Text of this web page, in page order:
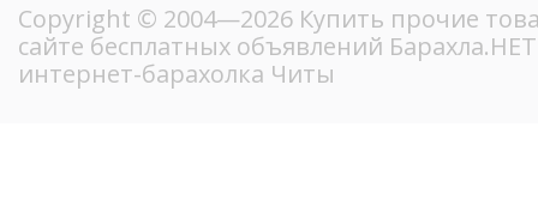
Copyright © 2004—2026 Купить прочие
сайте бесплатных объявлений
интернет-барахолка Читы